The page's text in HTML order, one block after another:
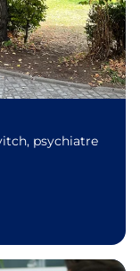
psychiatre